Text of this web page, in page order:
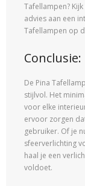
Tafellampen?
advies aan een
Tafellampen op
Conclusie:
De Pina
stijlvol. Het
voor elke
ervoor zorgen
gebruiker. Of je
sfeerverlichting
haal je een
voldoet.